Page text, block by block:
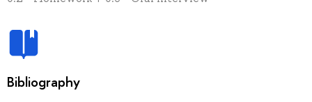
Bibliography